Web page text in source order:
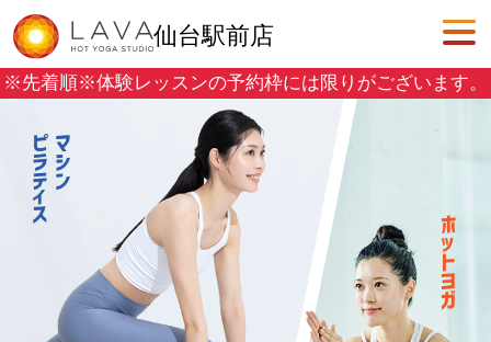
仙台駅前店
※先着順※体験レッスンの予約枠には限りがございます。